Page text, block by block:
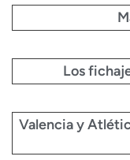
Los
Valencia y